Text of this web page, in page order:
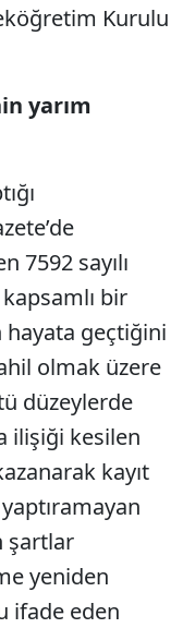
Kurulu
yarım
7592 sayılı
bir
hayata geçtiğini
olmak üzere
düzeylerde
ilişiği kesilen
kayıt
şartlar
yeniden
ifade eden